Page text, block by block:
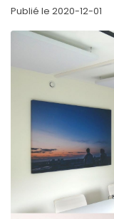
Publié le 2020-12-01